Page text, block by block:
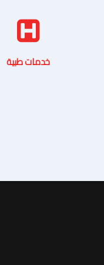
خدمات طبية